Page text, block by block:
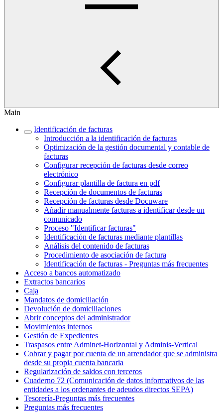
Main
Identificación de facturas
Introducción a la identificación de facturas
Optimización de la gestión documental y contable de
facturas
Configurar recepción de facturas desde correo
electrónico
Configurar plantilla de factura en pdf
Recepción de documentos de facturas
Recepción de facturas desde Docuware
Añadir manualmente facturas a identificar desde un
comunicado
Proceso "Identificar facturas"
Identificación de facturas mediante plantillas
Análisis del contenido de facturas
Procedimiento de asociación de factura
Identificación de facturas - Preguntas más frecuentes
Acceso a bancos automatizado
Extractos bancarios
Caja
Mandatos de domiciliación
Devolución de domiciliaciones
Abrir conceptos del administrador
Movimientos internos
Gestión de Expedientes
Traspasos entre Adminet-Horizontal y Adminis-Vertical
Cobrar y pagar por cuenta de un arrendador que se administra
desde su propia cuenta bancaria
Regularización de saldos con terceros
Cuaderno 72 (Comunicación de datos informativos de las
entidades a los ordenantes de adeudos directos SEPA)
Tesorería‎-‎Preguntas más frecuentes‎
Preguntas más frecuentes